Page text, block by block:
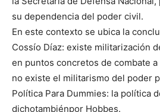
su dependencia del poder civil.
En este contexto se ubica la
Cossío Díaz: existe militarización
en puntos concretos de combate
no existe el militarismo del poder
Política Para Dummies: la política
dichotambiénpor Hobbes.